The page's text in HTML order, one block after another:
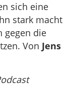
sich eine
stark macht
gegen die
Von Jens